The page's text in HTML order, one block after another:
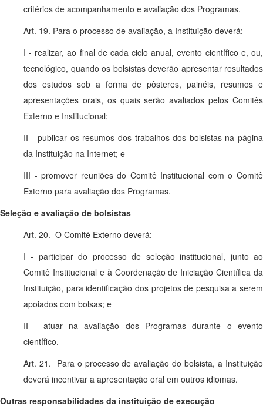
critérios de acompanhamento e avaliação dos Programas.
Art. 19. Para o processo de avaliação, a Instituição deverá:
I - realizar, ao final de cada ciclo anual, evento científico e, ou,
tecnológico, quando os bolsistas deverão apresentar resultados
dos estudos sob a forma de pôsteres, painéis, resumos e
apresentações orais, os quais serão avaliados pelos Comitês
Externo e Institucional;
II - publicar os resumos dos trabalhos dos bolsistas na página
da Instituição na Internet; e
III - promover reuniões do Comitê Institucional com o Comitê
Externo para avaliação dos Programas.
Seleção e avaliação de bolsistas
Art. 20. O Comitê Externo deverá:
I - participar do processo de seleção institucional, junto ao
Comitê Institucional e à Coordenação de Iniciação Científica da
Instituição, para identificação dos projetos de pesquisa a serem
apoiados com bolsas; e
II - atuar na avaliação dos Programas durante o evento
científico.
Art. 21. Para o processo de avaliação do bolsista, a Instituição
deverá incentivar a apresentação oral em outros idiomas.
Outras responsabilidades da instituição de execução